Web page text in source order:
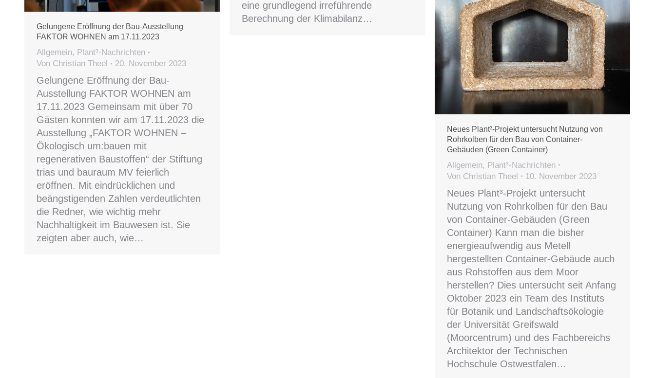
eine grundlegend irreführende
Berechnung der Klimabilanz…
Gelungene Eröffnung der Bau-Ausstellung
FAKTOR WOHNEN am 17.11.2023
Allgemein, Plant³-Nachrichten
Von Christian Theel 20. November 2023
Gelungene Eröffnung der Bau-
Ausstellung FAKTOR WOHNEN am
17.11.2023 Gemeinsam mit über 70
Gästen konnten wir am 17.11.2023 die
Ausstellung „FAKTOR WOHNEN –
Ökologisch um:bauen mit
regenerativen Baustoffen“ der Stiftung
trias und bauraum MV feierlich
eröffnen. Mit eindrücklichen und
beängstigenden Zahlen verdeutlichten
die Redner, wie wichtig mehr
Nachhaltigkeit im Bauwesen ist. Sie
zeigten aber auch, wie…
Neues Plant³-Projekt untersucht Nutzung von
Rohrkolben für den Bau von Container-
Gebäuden (Green Container)
Allgemein, Plant³-Nachrichten
Von Christian Theel 10. November 2023
Neues Plant³-Projekt untersucht
Nutzung von Rohrkolben für den Bau
von Container-Gebäuden (Green
Container) Kann man die bisher
energieaufwendig aus Metell
hergestellten Container-Gebäude auch
aus Rohstoffen aus dem Moor
herstellen? Dies untersucht seit Anfang
Oktober 2023 ein Team des Instituts
für Botanik und Landschaftsökologie
der Universität Greifswald
(Moorcentrum) und des Fachbereichs
Architektor der Technischen
Hochschule Ostwestfalen…